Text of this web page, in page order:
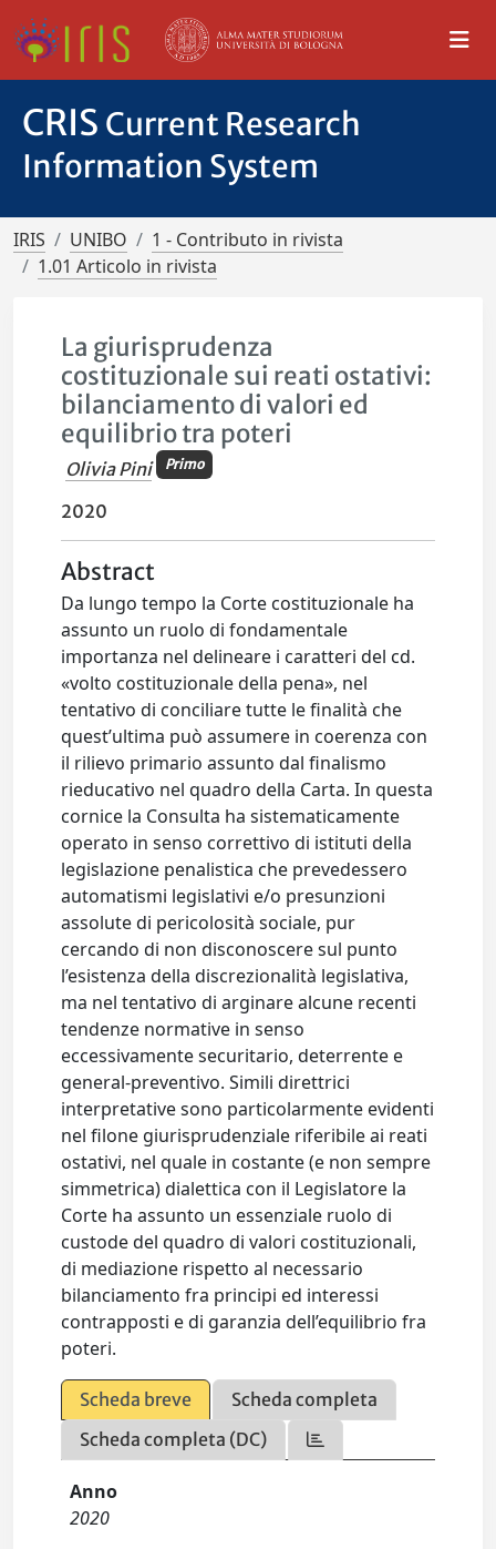
CRIS Current Research
Information System
IRIS UNIBO
1 - Contributo in rivista
1.01 Articolo in rivista
La giurisprudenza
costituzionale sui reati ostativi:
bilanciamento di valori ed
equilibrio tra poteri
Olivia Pini Primo
2020
Abstract
Da lungo tempo la Corte costituzionale ha
assunto un ruolo di fondamentale
importanza nel delineare i caratteri del cd.
«volto costituzionale della pena», nel
tentativo di conciliare tutte le finalità che
quest’ultima può assumere in coerenza con
il rilievo primario assunto dal finalismo
rieducativo nel quadro della Carta. In questa
cornice la Consulta ha sistematicamente
operato in senso correttivo di istituti della
legislazione penalistica che prevedessero
automatismi legislativi e/o presunzioni
assolute di pericolosità sociale, pur
cercando di non disconoscere sul punto
l’esistenza della discrezionalità legislativa,
ma nel tentativo di arginare alcune recenti
tendenze normative in senso
eccessivamente securitario, deterrente e
general-preventivo. Simili direttrici
interpretative sono particolarmente evidenti
nel filone giurisprudenziale riferibile ai reati
ostativi, nel quale in costante (e non sempre
simmetrica) dialettica con il Legislatore la
Corte ha assunto un essenziale ruolo di
custode del quadro di valori costituzionali,
di mediazione rispetto al necessario
bilanciamento fra principi ed interessi
contrapposti e di garanzia dell’equilibrio fra
poteri.
Scheda breve
Scheda completa
Scheda completa (DC)
Anno
2020